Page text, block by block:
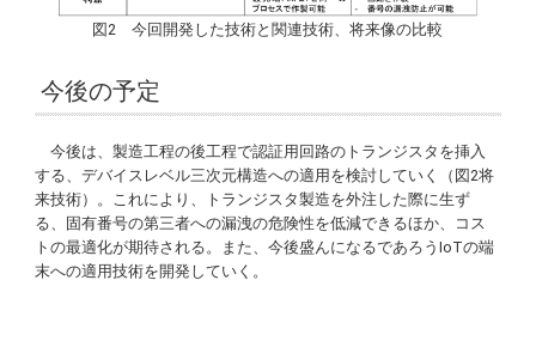
図2 今回開発した技術と関連技術、将来像の比較
今後の予定
今後は、製造工程の後工程で認証用回路のトランジスタを挿入
する、デバイスレベル三次元構造への適用を検討していく（図2将
来技術）。これにより、トランジスタ製造を外注した際に生ず
る、固有番号の第三者への漏洩の危険性を低減できるほか、コス
トの最適化が期待される。また、今後盛んになるであろうIoTの端
末への適用技術を開発していく。